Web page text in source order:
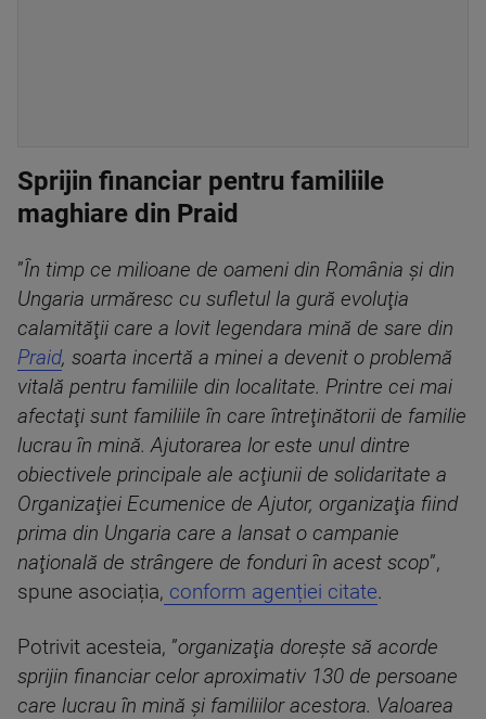
Sprijin financiar pentru familiile
maghiare din Praid
”În timp ce milioane de oameni din România şi din
Ungaria urmăresc cu sufletul la gură evoluţia
calamităţii care a lovit legendara mină de sare din
Praid, soarta incertă a minei a devenit o problemă
vitală pentru familiile din localitate. Printre cei mai
afectaţi sunt familiile în care întreţinătorii de familie
lucrau în mină. Ajutorarea lor este unul dintre
obiectivele principale ale acţiunii de solidaritate a
Organizaţiei Ecumenice de Ajutor, organizaţia fiind
prima din Ungaria care a lansat o campanie
naţională de strângere de fonduri în acest scop”,
spune asociația, conform agenției citate.
Potrivit acesteia, ”organizaţia doreşte să acorde
sprijin financiar celor aproximativ 130 de persoane
care lucrau în mină şi familiilor acestora. Valoarea